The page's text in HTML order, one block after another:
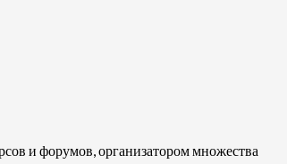
и форумов, организатором множества